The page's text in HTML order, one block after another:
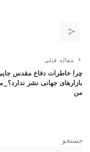
مقاله قبلی
چرا خاطرات دفاع مقدس
بازارهای جهانی نشر
من
جستجو